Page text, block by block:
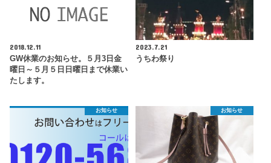
2018.12.11
GW休業のお知らせ。５月3日金
曜日～５月５日日曜日まで休業い
たします。
2023.7.21
うちわ祭り
お知らせ お知らせ